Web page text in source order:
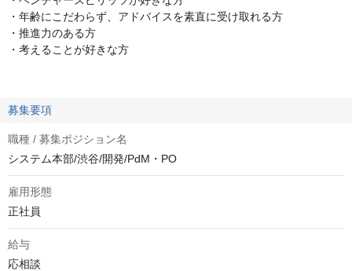
・年齢にこだわらず、アドバイスを素直に受け取れる方
・推進力のある方
・考えることが好きな方
募集要項
職種 / 募集ポジション名
システム本部/渋谷/開発/PdM・PO
雇用形態
正社員
給与
応相談